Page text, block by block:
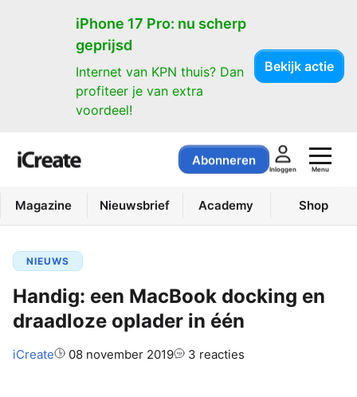
iPhone 17 Pro: nu scherp
geprijsd
Internet van KPN thuis? Dan
profiteer je van extra
voordeel!
Bekijk actie
Abonneren
Inloggen Menu
Magazine Nieuwsbrief Academy Shop
NIEUWS
Handig: een MacBook docking en
draadloze oplader in één
Auteur:
iCreate 08 november 2019 3 reacties